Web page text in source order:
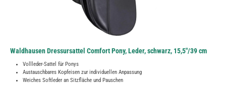
Waldhausen Dressursattel Comfort Pony, Leder, schwarz, 15,5"/39 cm
Vollleder-Sattel für Ponys
Austauschbares Kopfeisen zur individuellen Anpassung
Weiches Softleder an Sitzfläche und Pauschen